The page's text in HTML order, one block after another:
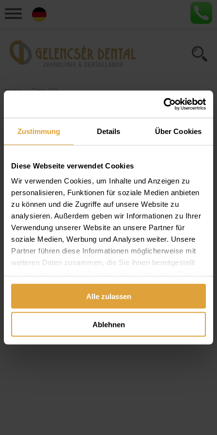
Zustimmung Details Über Cookies
Diese Webseite verwendet Cookies
Wir verwenden Cookies, um Inhalte und Anzeigen zu
personalisieren, Funktionen für soziale Medien anbieten
zu können und die Zugriffe auf unsere Website zu
analysieren. Außerdem geben wir Informationen zu Ihrer
Verwendung unserer Website an unsere Partner für
soziale Medien, Werbung und Analysen weiter. Unsere
Partner führen diese Informationen möglicherweise mit
weiteren Daten zusammen, die Sie ihnen bereitgestellt
haben oder die sie im Rahmen Ihrer Nutzung der Dienste
gesammelt haben.
Alle zulassen
Ablehnen
Home › Zahn OP
Artikel zum Thema "Zahn
OP"
10+1 Verhaltensregeln nach Zahn-OP
Auch Sie fragen sich sicher, was man nach zahnchirurgischen
Eingriffen und OP-s beachten soll. Wir haben alles
Wissenswerte, Regeln und Ratschläge für Sie
zusammengefasst, die eigentlich ganz plausibel und nur für
ein paar Tage zu befolgen sind. Dann aber strikt.
Weiterlesen